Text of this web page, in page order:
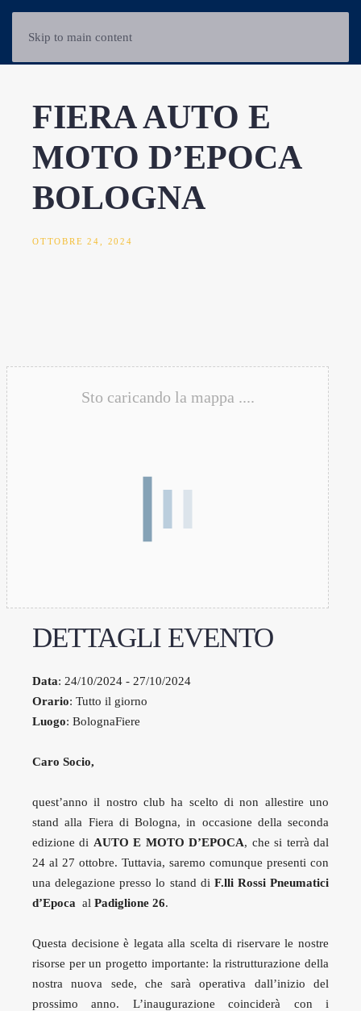
Skip to main content
FIERA AUTO E
MOTO D’EPOCA
BOLOGNA
OTTOBRE 24, 2024
Sto caricando la mappa ....
DETTAGLI EVENTO
Data: 24/10/2024 - 27/10/2024
Orario: Tutto il giorno
Luogo: BolognaFiere
Caro Socio,
quest’anno il nostro club ha scelto di non allestire uno
stand alla Fiera di Bologna, in occasione della seconda
edizione di AUTO E MOTO D’EPOCA, che si terrà dal
24 al 27 ottobre. Tuttavia, saremo comunque presenti con
una delegazione presso lo stand di F.lli Rossi Pneumatici
d’Epoca al Padiglione 26.
Questa decisione è legata alla scelta di riservare le nostre
risorse per un progetto importante: la ristrutturazione della
nostra nuova sede, che sarà operativa dall’inizio del
prossimo anno. L’inaugurazione coinciderà con i